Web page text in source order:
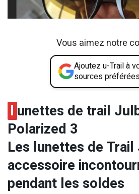
Vous aimez notre
Ajoutez u-Trail à
sources
l unettes de trail
Polarized 3
Les lunettes de Trail
accessoire
pendant les soldes